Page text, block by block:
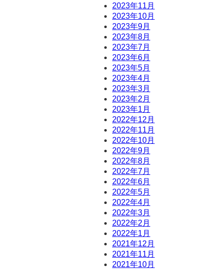
2023年11月
2023年10月
2023年9月
2023年8月
2023年7月
2023年6月
2023年5月
2023年4月
2023年3月
2023年2月
2023年1月
2022年12月
2022年11月
2022年10月
2022年9月
2022年8月
2022年7月
2022年6月
2022年5月
2022年4月
2022年3月
2022年2月
2022年1月
2021年12月
2021年11月
2021年10月